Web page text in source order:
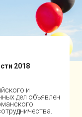
2018
и
дел объявлен